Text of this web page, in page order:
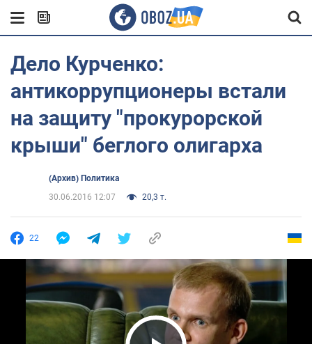
Дело Курченко:
антикоррупционеры встали
на защиту "прокурорской
крыши" беглого олигарха
(Архив) Политика
30.06.2016 12:07
20,3 т.
22